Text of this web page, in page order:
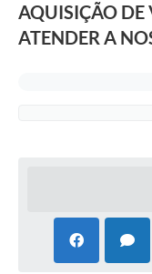
AQUISIÇÃO DE
ATENDER A